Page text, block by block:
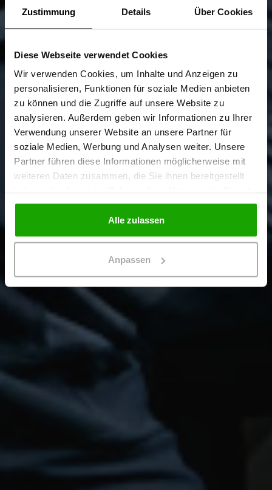
Zustimmung Details Über Cookies
Diese Webseite verwendet Cookies
Wir verwenden Cookies, um Inhalte und Anzeigen zu
personalisieren, Funktionen für soziale Medien anbieten
zu können und die Zugriffe auf unsere Website zu
analysieren. Außerdem geben wir Informationen zu Ihrer
Verwendung unserer Website an unsere Partner für
soziale Medien, Werbung und Analysen weiter. Unsere
Partner führen diese Informationen möglicherweise mit
weiteren Daten zusammen, die Sie ihnen bereitgestellt
gesammelt haben.
Alle zulassen
Anpassen
Sind Sie
Gewerbetreibender?
Ich bestätige, dass ich Gewerbetreibender bin. Alle
Preise werden netto ausgewiesen.